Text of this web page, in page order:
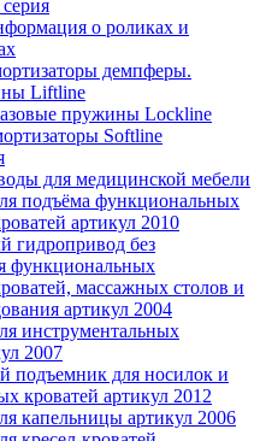
о роликах и
демпферы.
Liftline
пружины Lockline
Softline
для медицинской мебели
подъёма функциональных
артикул 2010
гидропривод без
функциональных
массажных столов и
артикул 2004
инструментальных
2007
подъемник для носилок и
кроватей артикул 2012
капельницы артикул 2006